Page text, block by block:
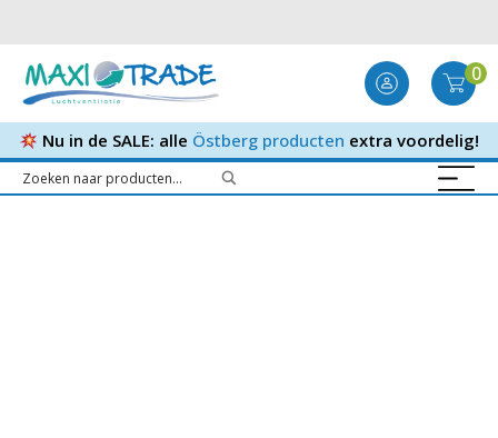
0
Nu in de SALE: alle Östberg producten extra voordelig!